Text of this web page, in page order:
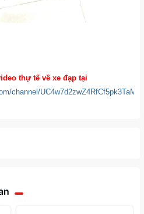
thự tế về xe đạp tại
channel/